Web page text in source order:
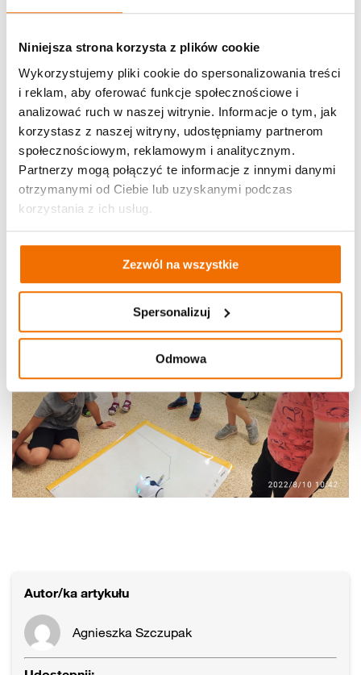
Niniejsza strona korzysta z plików cookie
Wykorzystujemy pliki cookie do spersonalizowania treści
i reklam, aby oferować funkcje społecznościowe i
analizować ruch w naszej witrynie. Informacje o tym, jak
korzystasz z naszej witryny, udostępniamy partnerom
społecznościowym, reklamowym i analitycznym.
Partnerzy mogą połączyć te informacje z innymi danymi
otrzymanymi od Ciebie lub uzyskanymi podczas
korzystania z ich usług.
Zezwól na wszystkie
Spersonalizuj
Odmowa
Autor/ka artykułu
Agnieszka Szczupak